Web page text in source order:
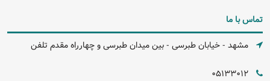
تماس با ما
مشهد - خیابان طبرسی - بین میدان طبرسی و چهارراه مقدم تلفن